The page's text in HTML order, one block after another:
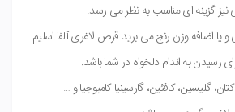
گزینه ای مناسب به نظر می رسد.
یا اضافه وزن رنج می برید قرص لاغری آلفا اسلیم
رسیدن به اندام دلخواه در شما باشد.
گلیسین، کافئین، گارسینیا کامبوجیا و …